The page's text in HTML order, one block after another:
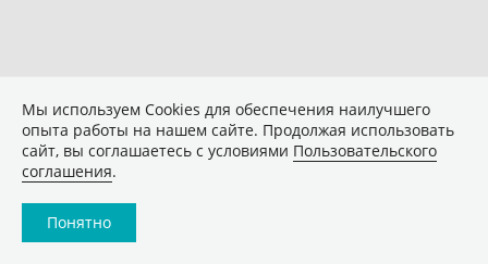
Мы используем Сookies для обеспечения наилучшего
опыта работы на нашем сайте. Продолжая использовать
сайт, вы соглашаетесь с условиями Пользовательского
соглашения.
Понятно